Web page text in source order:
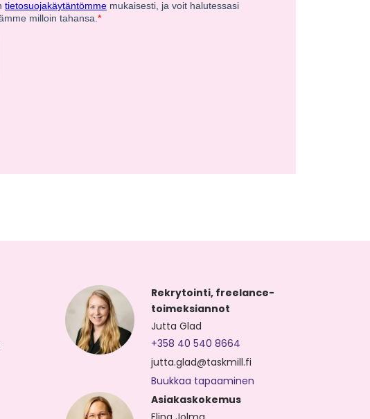
Rekrytointi, freelance-
toimeksiannot
Jutta Glad
+358 40 540 8664
jutta.glad@taskmill.fi
Buukkaa tapaaminen
Asiakaskokemus